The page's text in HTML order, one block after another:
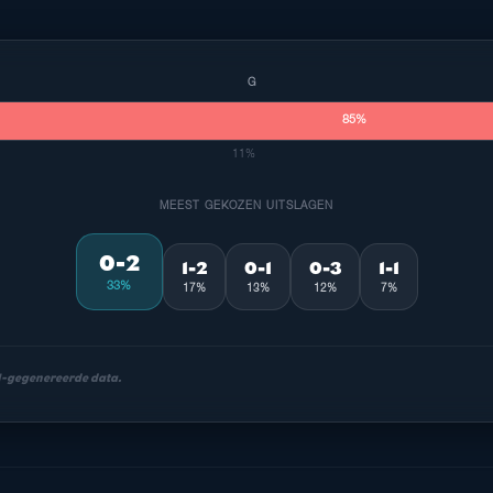
G
85%
11%
MEEST GEKOZEN UITSLAGEN
0-2
33%
1-2
17%
0-1
13%
0-3
12%
1-1
7%
gegenereerde data.